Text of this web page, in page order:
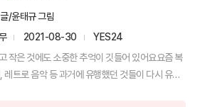
/윤태규 그림
2021-08-30
YES24
작은 것에도 소중한 추억이 깃들어 있어요요즘 복
레트로 음악 등 과거에 유행했던 것들이 다시 유행